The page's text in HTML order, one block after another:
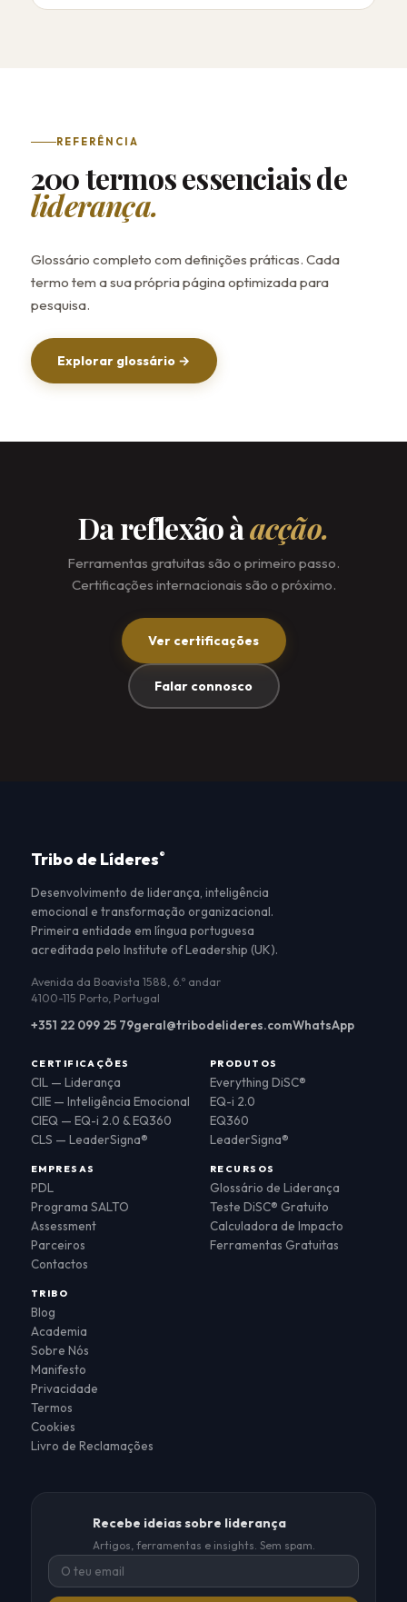
REFERÊNCIA
200 termos essenciais de
liderança.
Glossário completo com definições práticas. Cada
termo tem a sua própria página optimizada para
pesquisa.
Explorar glossário →
Da reflexão àacção.
Ferramentas gratuitas são o primeiro passo.
Certificações internacionais são o próximo.
Ver certificações
Falar connosco
Tribo de Líderes®
Desenvolvimento de liderança, inteligência
emocional e transformação organizacional.
Primeira entidade em língua portuguesa
acreditada pelo Institute of Leadership (UK).
Avenida da Boavista 1588, 6.º andar
4100-115 Porto, Portugal
+351 22 099 25 79geral@tribodelideres.comWhatsApp
CERTIFICAÇÕES
CIL — Liderança
CIIE — Inteligência Emocional
CIEQ — EQ-i 2.0 & EQ360
CLS — LeaderSigna®
PRODUTOS
Everything DiSC®
EQ-i 2.0
EQ360
LeaderSigna®
EMPRESAS
PDL
Programa SALTO
Assessment
Parceiros
Contactos
RECURSOS
Glossário de Liderança
Teste DiSC® Gratuito
Calculadora de Impacto
Ferramentas Gratuitas
TRIBO
Blog
Academia
Sobre Nós
Manifesto
Privacidade
Termos
Cookies
Livro de Reclamações
Recebe ideias sobre liderança
Artigos, ferramentas e insights. Sem spam.